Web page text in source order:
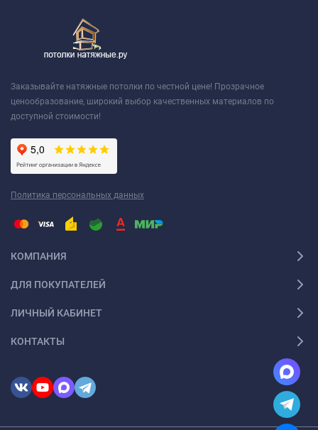
Заказывайте натяжные потолки по честной цене! Прозрачное
ценообразование, широкий выбор качественных материалов по
доступной стоимости!
Политика персональных данных
КОМПАНИЯ
ДЛЯ ПОКУПАТЕЛЕЙ
ЛИЧНЫЙ КАБИНЕТ
КОНТАКТЫ